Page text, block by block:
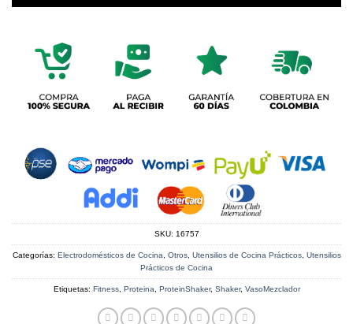
SKU: 16757
Categorías: Electrodomésticos de Cocina, Otros, Utensilios de Cocina Prácticos, Utensilios
Prácticos de Cocina
Etiquetas: Fitness, Proteina, ProteinShaker, Shaker, VasoMezclador